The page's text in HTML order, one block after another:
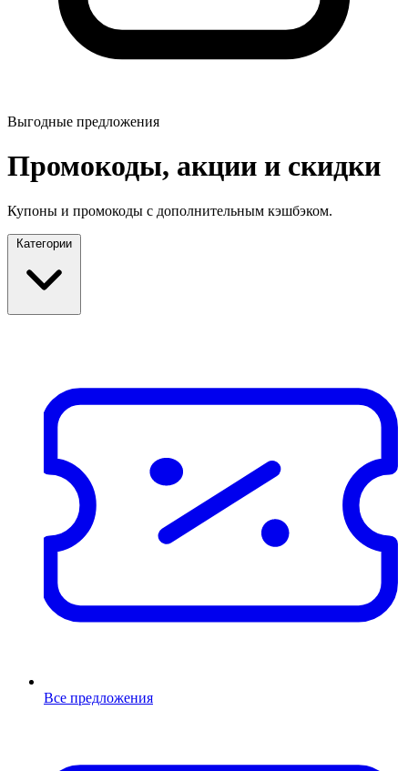
Выгодные предложения
Промокоды, акции и скидки
Купоны и промокоды с дополнительным кэшбэком.
Категории
Все предложения